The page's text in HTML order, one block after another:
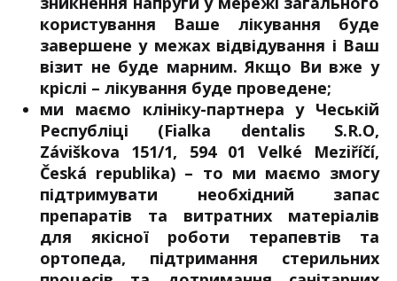
користування Ваше лікування буде
завершене у межах відвідування і Ваш
візит не буде марним. Якщо Ви вже у
кріслі – лікування буде проведене;
ми маємо клініку-партнера у Чеській
Республіці (Fialka dentalis S.R.O,
Záviškova 151/1, 594 01 Velké Meziříčí,
Česká republika) – то ми маємо змогу
підтримувати необхідний запас
препаратів та витратних матеріалів
для якісної роботи терапевтів та
ортопеда, підтримання стерильних